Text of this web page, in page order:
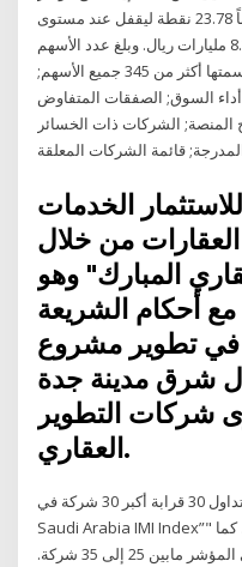
الأسهم السعودية الرئيسية اليوم منخفضاً 23.78 نقطة ليقفل عند مستوى
8874.90 نقطة، وبتداولات بلغت قيمتها 8.2 مليارات ريال. وبلغ عدد الأسهم
المتداولة أكثر من 240 مليون سهم تقاسمتها أكثر من 345 جميع الأسهم;
أداء السوق; الصفقات المتفاوض
المنصة; الشركات ذات الخسائر
قائمة الشركات المعلقة
الخدمات
العقارات من خلال
المبارك" وهو
أحكام الشريعة
في تطوير مشروع
شرق مدينة جدة
شركات التطوير
العقاري.
يستهدف مؤشر إم إس سي آي تداول 30 قرابة أكبر 30 شركة في MSCI
Saudi Arabia IMI Index”" من حيث القيمة السوقية للأسهم الحرة ، كما
من الممكن أن يتراوح عدد الشركات في المؤشر مابين 25 إلى 35 شركة.